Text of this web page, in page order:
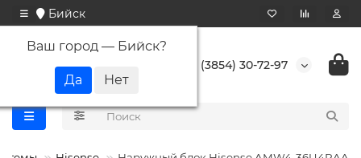
Бийск
Ваш город — Бийск?
+7 (3854) 30-72-97